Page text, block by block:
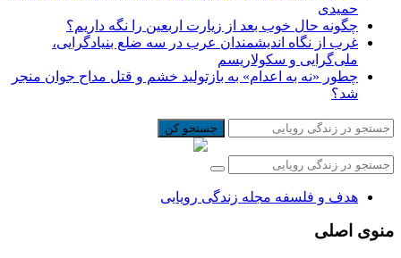
حمیدی
چگونه حال خوب بعد از زیارت اربعین را نگه داریم؟
غرب از نگاه اندیشمندان عرب در سه ضلع بنیادگرایی،
ملی‌گرایی و سکولاریسم
چطور «نه به اعدام» به بازتولید خشم و قتل مداح جوان منجر
شد؟
جستجو کن
هدف و فلسفه مجله زندگی رویایی
منوی اصلی